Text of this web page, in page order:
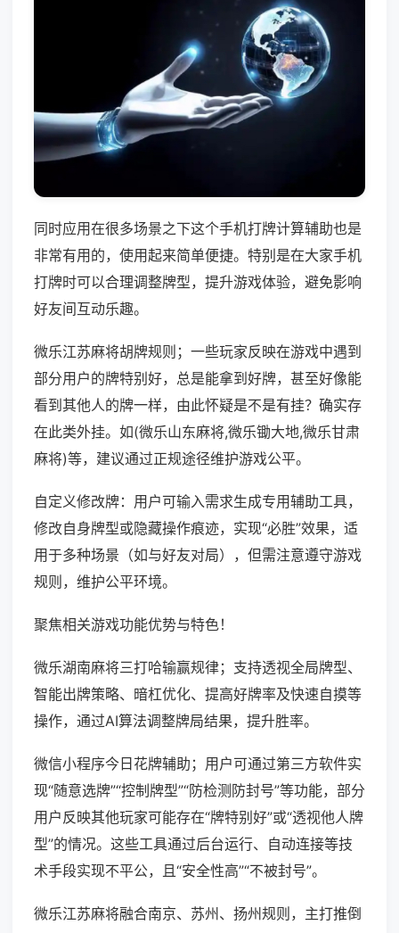
同时应用在很多场景之下这个手机打牌计算辅助也是
非常有用的，使用起来简单便捷。特别是在大家手机
打牌时可以合理调整牌型，提升游戏体验，避免影响
好友间互动乐趣。
微乐江苏麻将胡牌规则；一些玩家反映在游戏中遇到
部分用户的牌特别好，总是能拿到好牌，甚至好像能
看到其他人的牌一样，由此怀疑是不是有挂？确实存
在此类外挂。如(微乐山东麻将,微乐锄大地,微乐甘肃
麻将)等，建议通过正规途径维护游戏公平。
自定义修改牌：用户可输入需求生成专用辅助工具，
修改自身牌型或隐藏操作痕迹，实现“必胜”效果，适
用于多种场景（如与好友对局），但需注意遵守游戏
规则，维护公平环境。
聚焦相关游戏功能优势与特色！
微乐湖南麻将三打哈输赢规律；支持透视全局牌型、
智能出牌策略、暗杠优化、提高好牌率及快速自摸等
操作，通过AI算法调整牌局结果，提升胜率。
微信小程序今日花牌辅助；用户可通过第三方软件实
现“随意选牌”“控制牌型”“防检测防封号”等功能，部分
用户反映其他玩家可能存在“牌特别好”或“透视他人牌
型”的情况。这些工具通过后台运行、自动连接等技
术手段实现不平公，且“安全性高”“不被封号”。
微乐江苏麻将融合南京、苏州、扬州规则，主打推倒